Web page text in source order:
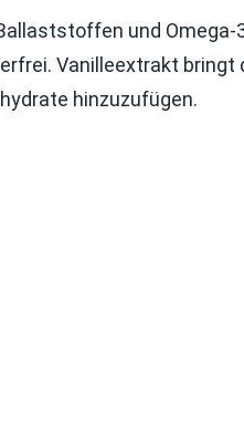
und
Vanilleextrakt bringt
hinzuzufügen.